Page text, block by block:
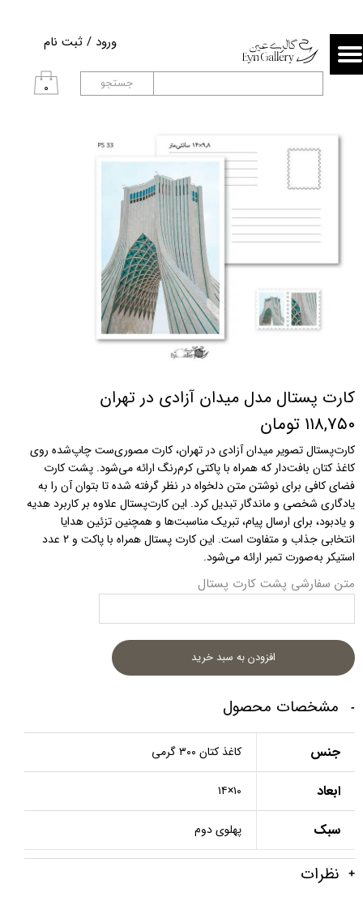
۰
ورود / ثبت نام
حساب کاربری من
تغییر گذر واژه
خروج از حساب کاربری
جستجو
کارت پستال مدل میدان آزادی در تهران
۱۱۸,۷۵۰ تومان
کارت‌پستال تصویر میدان آزادی در تهران، کارت مصوری‌ست چاپ‌شده روی
کاغذ کتان بافت‌دار که همراه با پاکتی کرم‌رنگ ارائه می‌شود. پشت کارت
فضای کافی برای نوشتن متن دلخواه در نظر گرفته شده تا بتوان آن را به
یادگاری شخصی و ماندگار تبدیل کرد. این کارت‌پستال علاوه بر کاربرد هدیه
و یادبود، برای ارسال پیام، تبریک مناسبت‌ها و همچنین تزئین هدایا
انتخابی جذاب و متفاوت است. این کارت پستال همراه با پاکت و ۲ عدد
استیکر به‌صورت تمبر ارائه می‌شود.
متن سفارشی پشت کارت پستال
افزودن به سبد خرید
مشخصات محصول
جنس کاغذ کتان ۳۰۰ گرمی
ابعاد ۱۰×۱۴
سبک پهلوی دوم
نظرات